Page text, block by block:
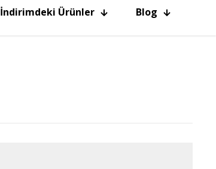
İndirimdeki Ürünler Blog